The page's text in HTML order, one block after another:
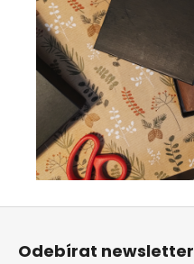
Z
Odebírat newsletter